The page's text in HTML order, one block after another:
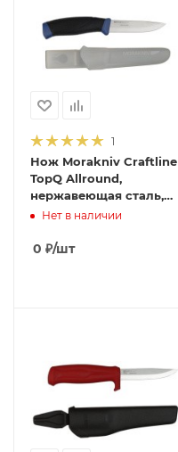
1
Нож Morakniv Craftline
TopQ Allround,
нержавеющая сталь,
11900
Нет в наличии
0 ₽/шт